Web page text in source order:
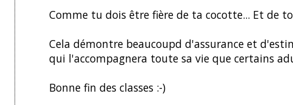
Comme tu dois être fière de ta cocotte... Et de
Cela démontre beaucoupd d'assurance et
qui l'accompagnera toute sa vie que certains
Bonne fin des classes :-)